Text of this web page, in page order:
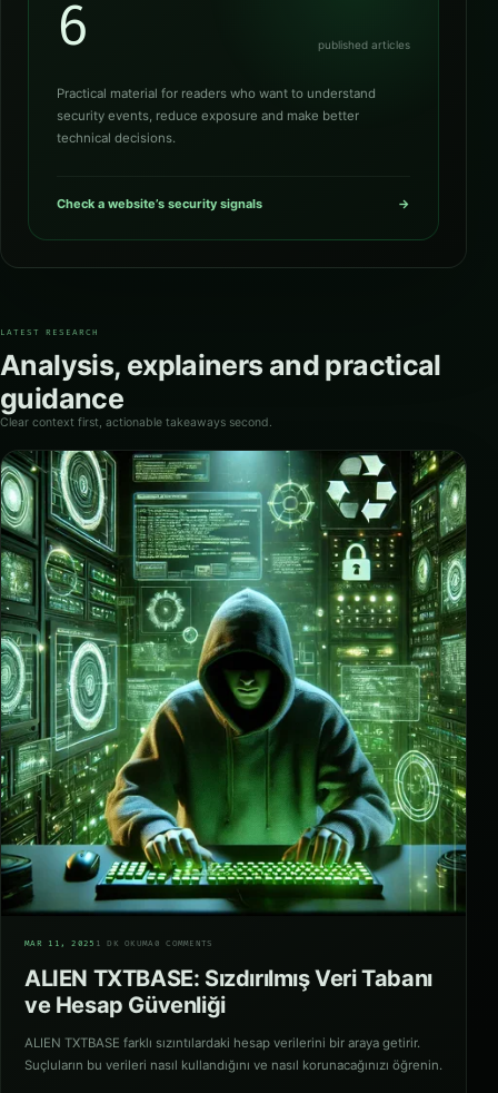
6 published articles
Practical material for readers who want to understand
security events, reduce exposure and make better
technical decisions.
Check a website’s security signals →
LATEST RESEARCH
Analysis, explainers and practical
guidance
Clear context first, actionable takeaways second.
MAR 11, 2025 1 DK OKUMA0 COMMENTS
ALIEN TXTBASE: Sızdırılmış Veri Tabanı
ve Hesap Güvenliği
ALIEN TXTBASE farklı sızıntılardaki hesap verilerini bir araya getirir.
Suçluların bu verileri nasıl kullandığını ve nasıl korunacağınızı öğrenin.